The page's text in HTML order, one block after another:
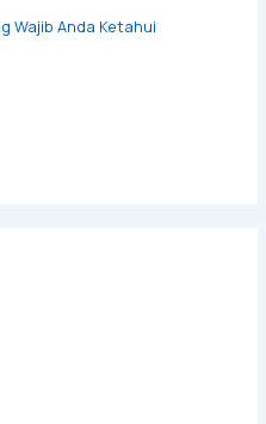
Wajib Anda Ketahui